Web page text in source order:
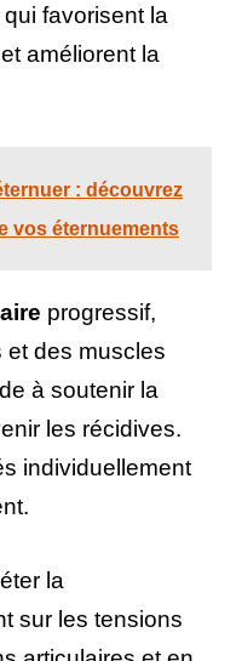
favorisent la
améliorent la
: découvrez
vos éternuements
progressif,
et des muscles
à soutenir la
les récidives.
individuellement
la
sur les tensions